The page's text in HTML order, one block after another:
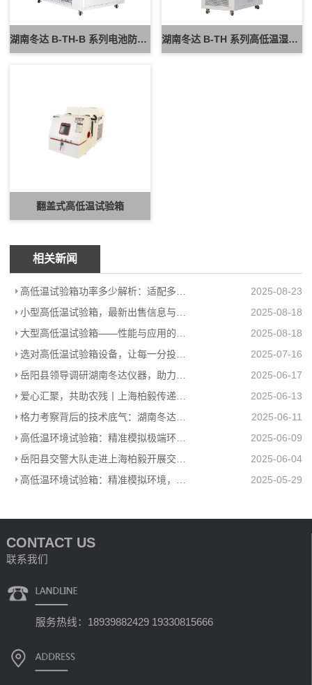
湖南冬达 B-TH-B 系列电池防爆试验箱 新能源电池高低温防爆测试设备 湖南冬达 B-TH 系列高低温湿热试验箱 可定制高低温循环可靠性测试设备
翻盖式高低温试验箱
相关新闻
高低温试验箱功率多少解析：适配多场景的高效能耗方案
2025-08-23
小型高低温试验箱，最新出售信息与上海柏毅公司产品介绍
2025-08-18
大型高低温试验箱——性能与应用的极致展现
2025-08-18
选对高低温试验箱设备，让每一分投入都值得
2025-07-16
岳阳县领导调研湖南冬达仪器，助力高低温环境试验箱工厂高质量发展
2025-06-17
爱心汇聚，共助农残丨上海柏毅传递温暖力量
2025-06-13
格力考察背后的技术底气：湖南冬达高低温环境试验箱赋能工业检测
2025-06-11
高低温环境试验箱：精准模拟极端环境，助力产品品质升级
2025-06-09
岳阳县交警大队走进上海柏毅开展交通安全宣传活动
2025-06-04
高低温环境试验箱：精准模拟环境，助力多行业科研生产
2025-05-29
CONTACT US
联系我们
服务热线：18939882429 19330815666